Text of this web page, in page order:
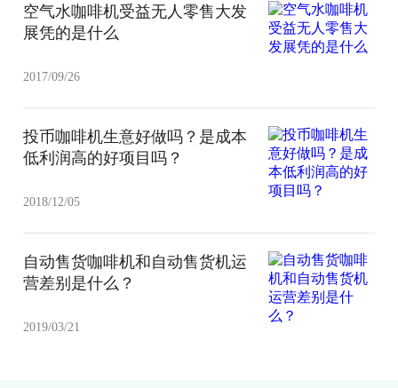
空气水咖啡机受益无人零售大发
展凭的是什么
2017/09/26
投币咖啡机生意好做吗？是成本
低利润高的好项目吗？
2018/12/05
自动售货咖啡机和自动售货机运
营差别是什么？
2019/03/21